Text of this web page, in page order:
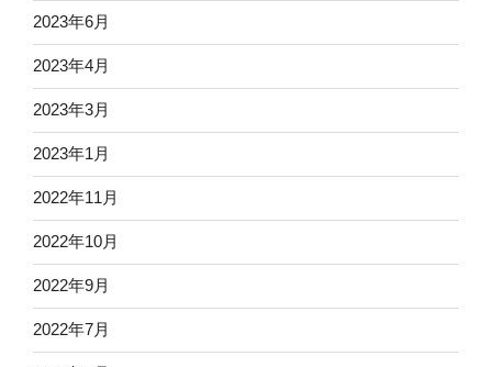
2023年6月
2023年4月
2023年3月
2023年1月
2022年11月
2022年10月
2022年9月
2022年7月